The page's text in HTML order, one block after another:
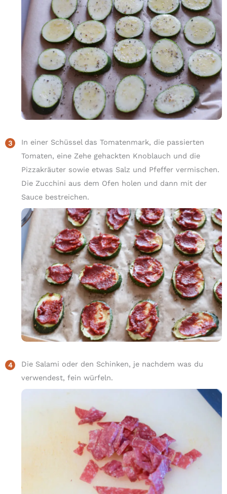
In einer Schüssel das Tomatenmark, die passierten
Tomaten, eine Zehe gehackten Knoblauch und die
Pizzakräuter sowie etwas Salz und Pfeffer vermischen.
Die Zucchini aus dem Ofen holen und dann mit der
Sauce bestreichen.
Die Salami oder den Schinken, je nachdem was du
verwendest, fein würfeln.